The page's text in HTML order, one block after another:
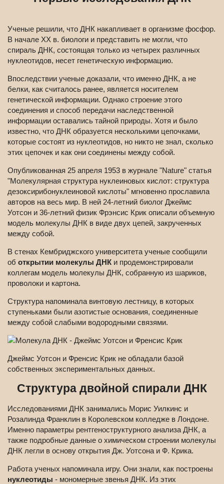
Ученые решили, что ДНК накапливает в организме фосфор.
В начале ХХ в. биологи и представить не могли, что
спираль ДНК, состоящая только из четырех различных
нуклеотидов, несет генетическую информацию.
Впоследствии ученые доказали, что именно ДНК, а не
белки, как считалось ранее, является носителем
генетической информации. Однако строение этого
соединения и способ передачи наследственной
информации оставались тайной природы. Хотя и было
известно, что ДНК образуется несколькими цепочками,
которые состоят из нуклеотидов, но никто не знал, сколько
этих цепочек и как они соединены между собой.
Опубликованная 25 апреля 1953 в журнале "Nature" статья
"Молекулярная структура нуклеиновых кислот: структура
дезоксирибонуклеиновой кислоты" мгновенно прославила
авторов на весь мир. В ней 24-летний биолог Джеймс
Уотсон и 36-летний физик Фрэнсис Крик описали объемную
модель молекулы ДНК в виде двух цепей, закрученных
между собой.
В стенах Кембриджского университета ученые сообщили
об открытии молекулы ДНК и продемонстрировали
коллегам модель молекулы ДНК, собранную из шариков,
проволоки и картона.
Структура напоминала винтовую лестницу, в которых
ступеньками были азотистые основания, соединенные
между собой слабыми водородными связями.
Джеймс Уотсон и Френсис Крик не обладали базой
собственных экспериментальных данных.
Структура двойной спирали ДНК
Исследованиями ДНК занимались Морис Уилкинс и
Розалинда Франклин в Королевском колледже в Лондоне.
Именно параметры рентгеноструктурного анализа ДНК, а
также подробные данные о химическом строении молекулы
ДНК легли в основу открытия Дж. Уотсона и Ф. Крика.
Работа ученых напоминала игру. Они знали, как построены
нуклеотиды - мономерные звенья ДНК. Из этих